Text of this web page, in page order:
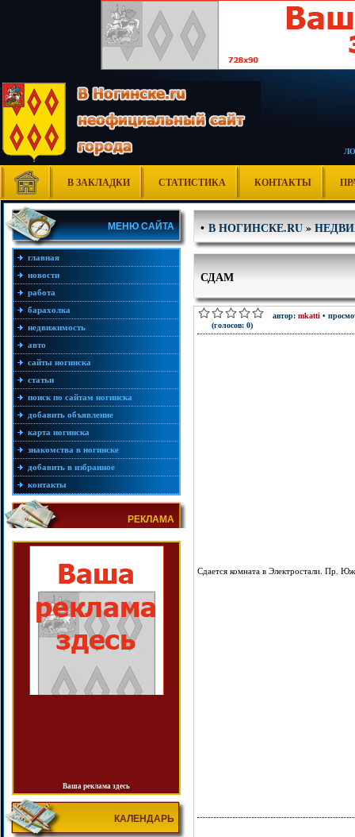
В ЗАКЛАДКИ СТАТИСТИКА КОНТАКТЫ
МЕНЮ САЙТА
главная
новости
работа
барахолка
недвижимость
авто
сайты ногинска
статьи
поиск по сайтам ногинска
добавить объявление
карта ногинска
знакомства в ногинске
добавить в избранное
контакты
РЕКЛАМА
Ваша реклама здесь
КАЛЕНДАРЬ
•В НОГИНСКЕ.RU»
СДАМ
(голосов: 0)
автор: mkatti •
Сдается комната в Электростали. Пр.